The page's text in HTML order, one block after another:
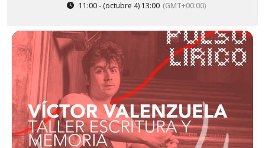
11:00 - (octubre 4) 13:00 (GMT+00:00)